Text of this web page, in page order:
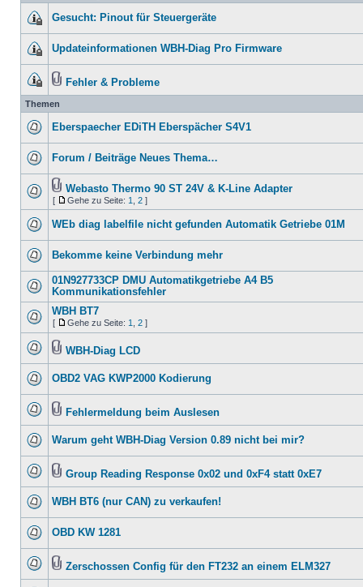
Gesucht: Pinout für Steuergeräte
Updateinformationen WBH-Diag Pro Firmware
Fehler & Probleme
Themen
Eberspaecher EDiTH Eberspächer S4V1
Forum / Beiträge Neues Thema…
Webasto Thermo 90 ST 24V & K-Line Adapter
[ Gehe zu Seite: 1 2 ]
WEb diag labelfile nicht gefunden Automatik Getriebe 01M
Bekomme keine Verbindung mehr
01N927733CP DMU Automatikgetriebe A4 B5
Kommunikationsfehler
WBH BT7
[ Gehe zu Seite: 1 2 ]
WBH-Diag LCD
OBD2 VAG KWP2000 Kodierung
Fehlermeldung beim Auslesen
Warum geht WBH-Diag Version 0.89 nicht bei mir?
Group Reading Response 0x02 und 0xF4 statt 0xE7
WBH BT6 (nur CAN) zu verkaufen!
OBD KW 1281
Zerschossen Config für den FT232 an einem ELM327